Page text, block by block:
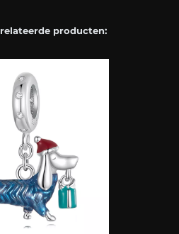
producten: